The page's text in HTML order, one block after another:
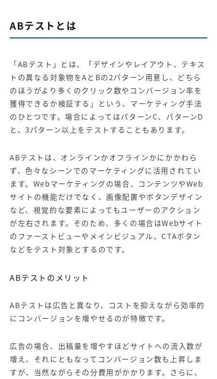
ABテストとは
「ABテスト」とは、「デザインやレイアウト、テキス
トの異なる対象物をAとBの2パターン用意し、どちら
のほうがより多くのクリック数やコンバージョン率を
獲得できるか検証する」という、マーケティング手法
のひとつです。場合によってはパターンC、パターンD
と、3パターン以上をテストすることもあります。
ABテストは、オンラインかオフラインかにかかわら
ず、色々なシーンでのマーケティングに活用されてい
ます。Webマーケティングの場合、コンテンツやWeb
サイトの機能だけでなく、画像配置やボタンデザイン
など、視覚的な要素によってもユーザーのアクション
が左右されます。そのため、多くの場合はWebサイト
のファーストビューやメインビジュアル、CTAボタン
などをテスト対象とするのです。
ABテストのメリット
ABテストは広告と異なり、コストを抑えながら効率的
にコンバージョンを増やせるのが特徴です。
広告の場合、出稿量を増やすほどサイトへの流入数が
増え、それにともなってコンバージョン数も上昇しま
すが、当然ながらその分費用がかかります。さらに、